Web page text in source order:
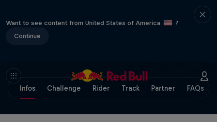
Want to see content from United States of America
?
Continue
Infos Challenge Rider Track Partner FAQs